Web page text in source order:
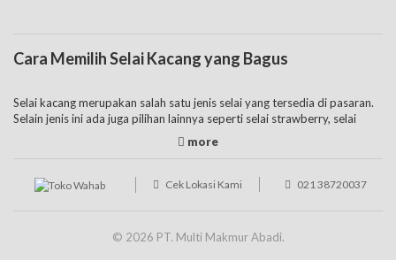
Cara Memilih Selai Kacang yang Bagus
Selai kacang merupakan salah satu jenis selai yang tersedia di pasaran.
Selain jenis ini ada juga pilihan lainnya seperti selai strawberry, selai
, dan banyak lainnya. Harga selai kacang tentunya
berbeda tergantung dari varian rasanya apakah selai coklat kacang,
kacang sendiri sehingga lebih murah. Tetapi proses ini akan lebih repot,
Cek Lokasi Kami 021 38720037
© 2026 PT. Multi Makmur Abadi.